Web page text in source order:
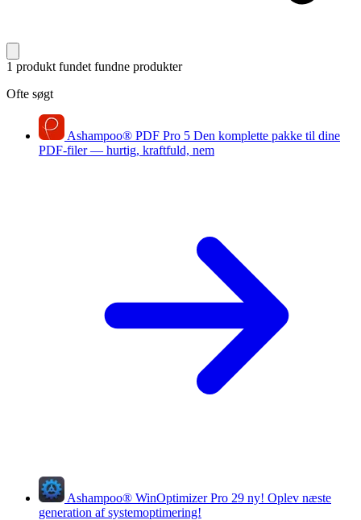
1 produkt fundet fundne produkter
Ofte søgt
Ashampoo® PDF Pro 5 Den komplette pakke til dine
PDF-filer — hurtig, kraftfuld, nem
Ashampoo® WinOptimizer Pro 29 ny! Oplev næste
generation af systemoptimering!